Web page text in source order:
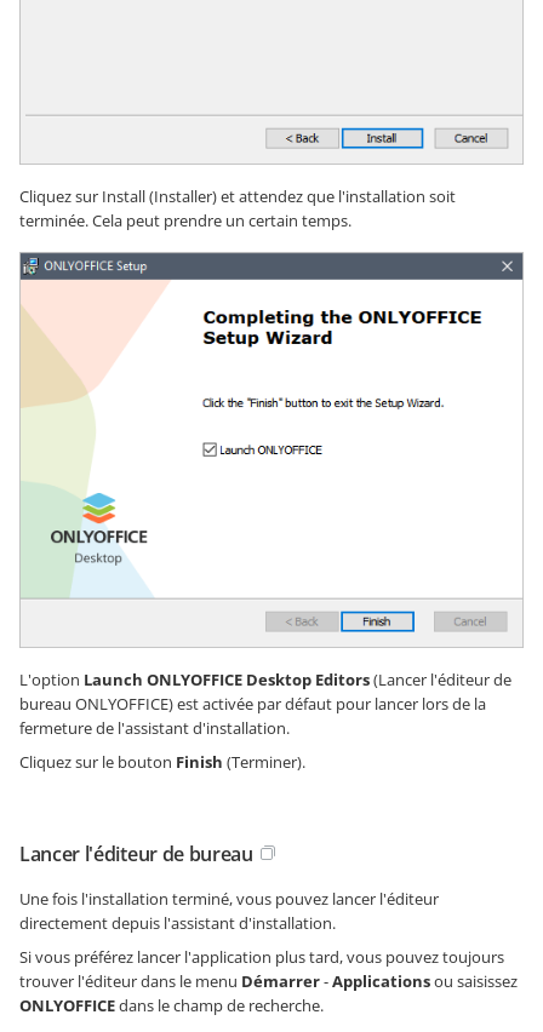
Cliquez sur Install (Installer) et attendez que l'installation soit
terminée. Cela peut prendre un certain temps.
L'option Launch ONLYOFFICE Desktop Editors(Lancer l'éditeur de
bureau ONLYOFFICE) est activée par défaut pour lancer lors de la
fermeture de l'assistant d'installation.
Cliquez sur le bouton Finish (Terminer).
Lancer l'éditeur de bureau
Une fois l'installation terminé, vous pouvez lancer l'éditeur
directement depuis l'assistant d'installation.
Si vous préférez lancer l'application plus tard, vous pouvez toujours
trouver l'éditeur dans le menu Démarrer-Applicationsou saisissez
ONLYOFFICEdans le champ de recherche.